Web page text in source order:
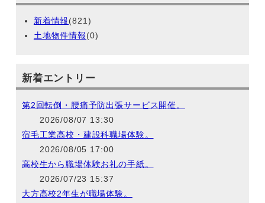
新着情報(821)
土地物件情報(0)
新着エントリー
第2回転倒・腰痛予防出張サービス開催。
2026/08/07 13:30
宿毛工業高校・建設科職場体験。
2026/08/05 17:00
高校生から職場体験お礼の手紙。
2026/07/23 15:37
大方高校2年生が職場体験。